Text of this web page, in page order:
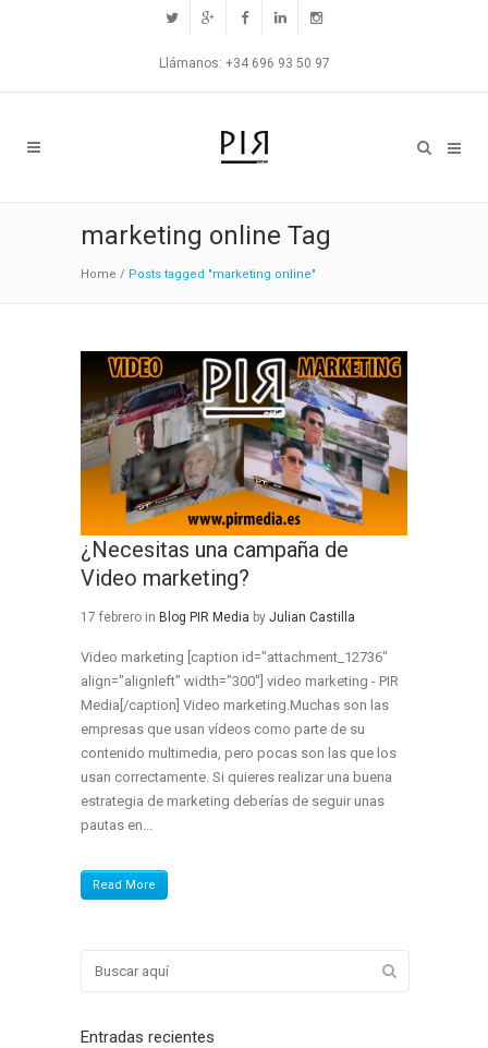
Llámanos: +34 696 93 50 97
marketing online Tag
Home / Posts tagged "marketing online"
¿Necesitas una campaña de
Video marketing?
17 febrero in Blog PIR Media by Julian Castilla
Video marketing [caption id="attachment_12736"
align="alignleft" width="300"] video marketing - PIR
Media[/caption] Video marketing.Muchas son las
empresas que usan vídeos como parte de su
contenido multimedia, pero pocas son las que los
usan correctamente. Si quieres realizar una buena
estrategia de marketing deberías de seguir unas
pautas en...
Read More
Entradas recientes